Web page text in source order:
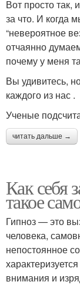
Вот просто так,
за что. И когда
“невероятное
отчаянно
почему у меня
Вы удивитесь,
каждого из нас .
Ученые
читать дальше →
Как себя
такое
Гипноз — это
человека,
непостоянное
внимания и